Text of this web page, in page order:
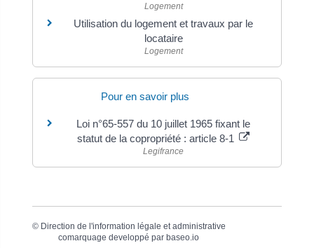
Logement
Utilisation du logement et travaux par le
locataire
Logement
Pour en savoir plus
Loi n°65-557 du 10 juillet 1965 fixant le
statut de la copropriété : article 8-1
Legifrance
© Direction de l'information légale et administrative
comarquage developpé par baseo.io